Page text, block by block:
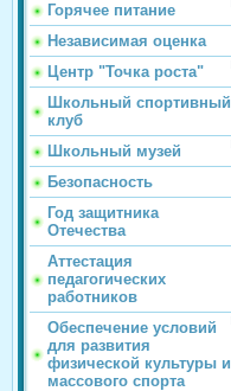
Горячее питание
Независимая оценка
Центр "Точка роста"
Школьный спортивный
клуб
Школьный музей
Безопасность
Год защитника
Отечества
Аттестация
педагогических
работников
Обеспечение условий
для развития
физической культуры и
массового спорта